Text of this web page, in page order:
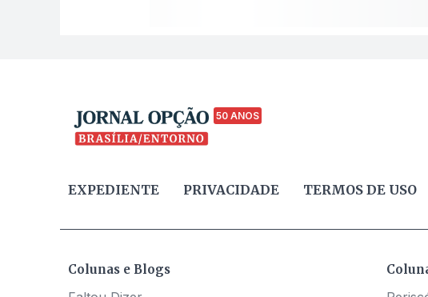
50 ANOS
EXPEDIENTE PRIVACIDADE TERMOS DE USO
Colunas e Blogs